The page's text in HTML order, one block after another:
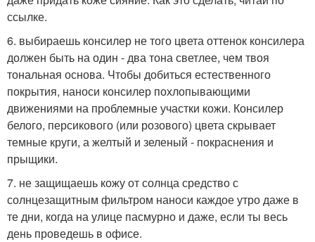
ссылке.
6. выбираешь консилер не того цвета оттенок консилера
должен быть на один - два тона светлее, чем твоя
тональная основа. Чтобы добиться естественного
покрытия, наноси консилер похлопывающими
движениями на проблемные участки кожи. Консилер
белого, персикового (или розового) цвета скрывает
темные круги, а желтый и зеленый - покраснения и
прыщики.
7. не защищаешь кожу от солнца средство с
солнцезащитным фильтром наноси каждое утро даже в
те дни, когда на улице пасмурно и даже, если ты весь
день проведешь в офисе.